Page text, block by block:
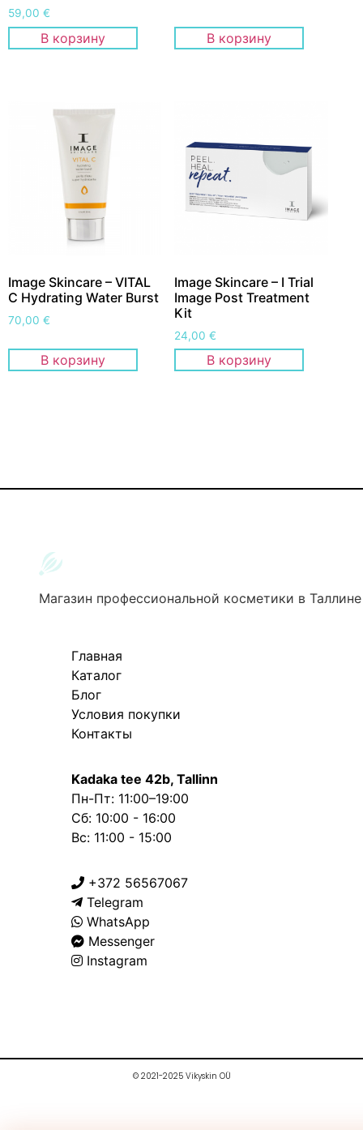
59,00 €
В корзину В корзину
Image Skincare – VITAL
C Hydrating Water Burst
70,00 €
В корзину
Image Skincare – I Trial
Image Post Treatment
Kit
24,00€
В корзину
Магазин профессиональной косметики в Таллине
Главная
Каталог
Блог
Условия покупки
Контакты
Kadaka tee 42b, Tallinn
Пн-Пт: 11:00–19:00
Сб: 10:00 - 16:00
Вс: 11:00 - 15:00
+372 56567067
Telegram
WhatsApp
Messenger
Instagram
© 2021-2025 Vikyskin OÜ